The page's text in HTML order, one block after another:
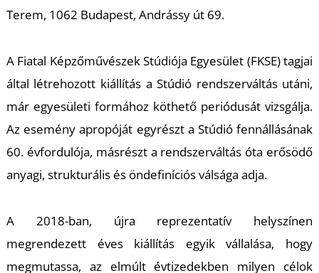
Terem, 1062 Budapest, Andrássy út 69.
A Fiatal Képzőművészek Stúdiója Egyesület (FKSE) tagjai
által létrehozott kiállítás a Stúdió rendszerváltás utáni,
már egyesületi formához köthető periódusát vizsgálja.
Az esemény apropóját egyrészt a Stúdió fennállásának
60. évfordulója, másrészt a rendszerváltás óta erősödő
anyagi, strukturális és öndefiníciós válsága adja.
A 2018-ban, újra reprezentatív helyszínen
megrendezett éves kiállítás egyik vállalása, hogy
megmutassa, az elmúlt évtizedekben milyen célok